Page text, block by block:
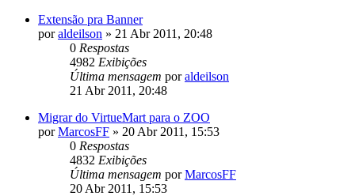
Extensão pra Banner
poraldeilson » 21 Abr 2011, 20:48
0 Respostas
4982 Exibições
Última mensagem poraldeilson
21 Abr 2011, 20:48
Migrar do VirtueMart para o ZOO
porMarcosFF » 20 Abr 2011, 15:53
0 Respostas
4832 Exibições
Última mensagem porMarcosFF
20 Abr 2011, 15:53